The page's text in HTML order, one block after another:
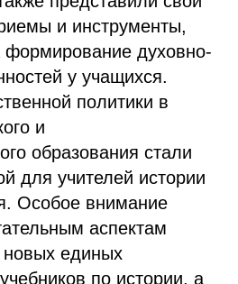
и инструменты,
духовно-
у учащихся.
политики в
и
образования стали
для учителей истории
Особое внимание
аспектам
новых единых
по истории, а